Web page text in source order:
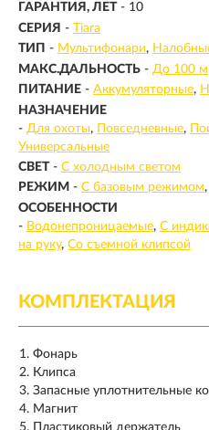
ГАРАНТИЯ, ЛЕТ - 10
СЕРИЯ - Tiara
ТИП - Мультифонари
МАКС.ДАЛЬНОСТЬ - До 100 м
ПИТАНИЕ - Аккумуляторные
НАЗНАЧЕНИЕ
- Для охоты Повседневные
Универсальные
СВЕТ - С холодным светом
РЕЖИМ - С базовым режимом
ОСОБЕННОСТИ
- Водонепроницаемые С
на руку Со съемной клипсой
КОМПЛЕКТАЦИЯ
Фонарь
Клипса
Запасные уплотнительные
Магнит
Пластиковый держатель